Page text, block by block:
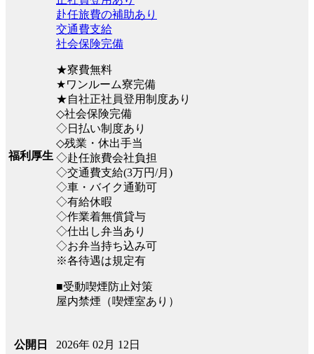
福利厚生
赴任旅費の補助あり
交通費支給
社会保険完備
★寮費無料
★ワンルーム寮完備
★自社正社員登用制度あり
◇社会保険完備
◇日払い制度あり
◇残業・休出手当
◇赴任旅費会社負担
◇交通費支給(3万円/月)
◇車・バイク通勤可
◇有給休暇
◇作業着無償貸与
◇仕出し弁当あり
◇お弁当持ち込み可
※各待遇は規定有
■受動喫煙防止対策
屋内禁煙（喫煙室あり）
公開日 2026年 02月 12日